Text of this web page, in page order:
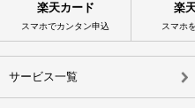
楽天カード
スマホでカンタン申込
楽
スマホ
サービス一覧